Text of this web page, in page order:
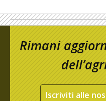
Rimani
Iscriviti alle